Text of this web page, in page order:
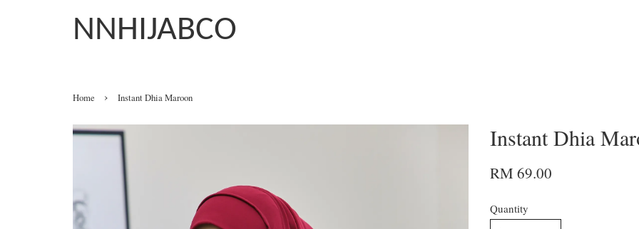
NNHIJABCO
Home › Instant Dhia Maroon
Instant Dhia
RM 69.00
Quantity